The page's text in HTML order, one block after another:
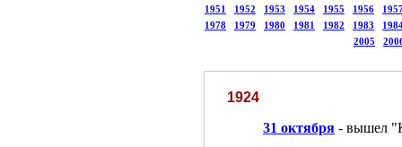
1951
1952 1953 1954 1955 1956
1978
1979 1980 1981 1982 1983
2005
1924
31 октября - вышел